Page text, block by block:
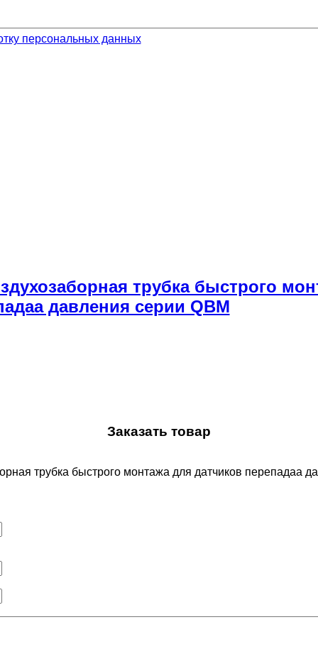
персональных данных
трубка быстрого
давления серии QBM
Заказать товар
трубка быстрого монтажа для датчиков перепадаа